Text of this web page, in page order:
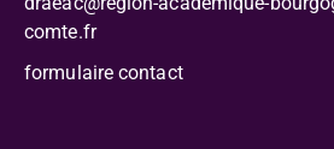
comte.fr
formulaire contact